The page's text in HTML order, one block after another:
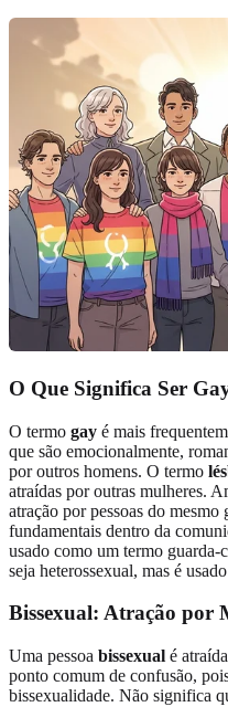
O Que Significa Ser
O termo gay é mais
que são emocionalmente,
por outros homens. O termo
atraídas por outras mulheres.
atração por pessoas do mesmo
fundamentais dentro da
usado como um termo guarda-
seja heterossexual, mas é
Bissexual: Atração por
Uma pessoa bissexual é
ponto comum de confusão,
bissexualidade. Não significa